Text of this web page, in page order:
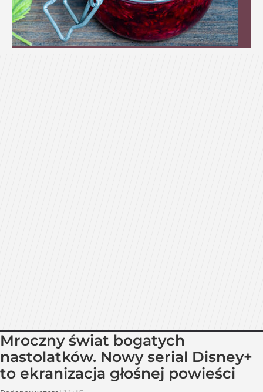
Mroczny świat bogatych
nastolatków. Nowy serial Disney+
to ekranizacja głośnej powieści